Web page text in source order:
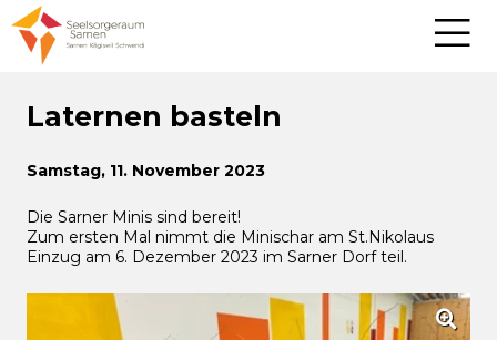
Laternen basteln
Samstag, 11. November 2023
Die Sarner Minis sind bereit!
Zum ersten Mal nimmt die Minischar am St.Nikolaus
Einzug am 6. Dezember 2023 im Sarner Dorf teil.